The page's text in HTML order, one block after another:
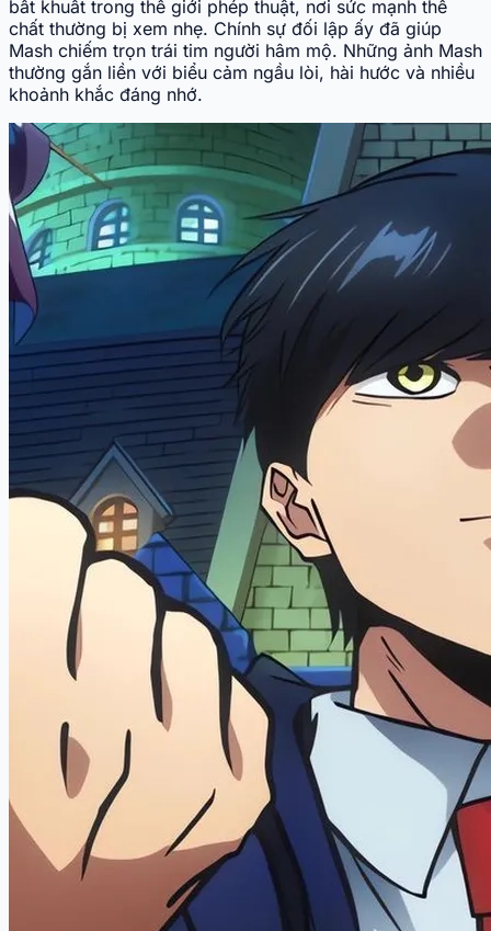
bất khuất trong thế giới phép thuật, nơi sức mạnh thể
chất thường bị xem nhẹ. Chính sự đối lập ấy đã giúp
Mash chiếm trọn trái tim người hâm mộ. Những ảnh Mash
thường gắn liền với biểu cảm ngầu lòi, hài hước và nhiều
khoảnh khắc đáng nhớ.